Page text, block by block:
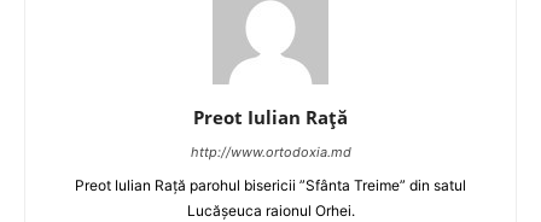
Preot Iulian Raţă
http://www.ortodoxia.md
Preot Iulian Rață parohul bisericii ”Sfânta Treime” din satul
Lucășeuca raionul Orhei.